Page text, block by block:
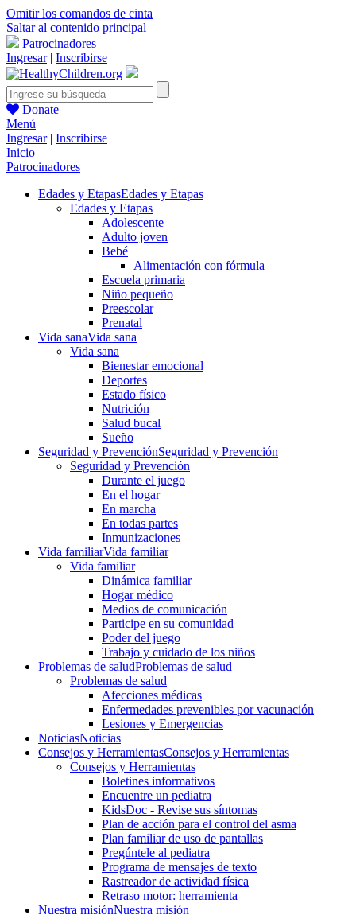
Omitir los comandos de cinta
Saltar al contenido principal
Patrocinadores
Ingresar| Inscribirse
Donate
Menú
Ingresar| Inscribirse
Inicio
Patrocinadores
Edades y EtapasEdades y Etapas
Edades y Etapas
Adolescente
Adulto joven
Bebé
Alimentación con fórmula
Escuela primaria
Niño pequeño
Preescolar
Prenatal
Vida sanaVida sana
Vida sana
Bienestar emocional
Deportes
Estado físico
Nutrición
Salud bucal
Sueño
Seguridad y PrevenciónSeguridad y Prevención
Seguridad y Prevención
Durante el juego
En el hogar
En marcha
En todas partes
Inmunizaciones
Vida familiarVida familiar
Vida familiar
Dinámica familiar
Hogar médico
Medios de comunicación
Participe en su comunidad
Poder del juego
Trabajo y cuidado de los niños
Problemas de saludProblemas de salud
Problemas de salud
Afecciones médicas
Enfermedades prevenibles por vacunación
Lesiones y Emergencias
NoticiasNoticias
Consejos y HerramientasConsejos y Herramientas
Consejos y Herramientas
Boletines informativos
Encuentre un pediatra
KidsDoc - Revise sus síntomas
Plan de acción para el control del asma
Plan familiar de uso de pantallas
Pregúntele al pediatra
Programa de mensajes de texto
Rastre​​ador de activida​d física
Retraso motor: herramienta
Nuestra misiónNuestra misión